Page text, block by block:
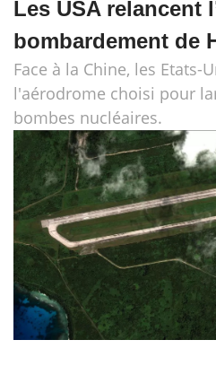
Les USA relancent
bombardement de
Face à la Chine, les Etats-
l'aérodrome choisi pour
bombes nucléaires.